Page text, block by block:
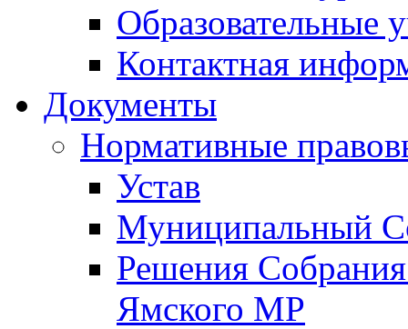
Образовательные
Контактная
Документы
Нормативные
Устав
Муниципальный
Решения
Ямского МР